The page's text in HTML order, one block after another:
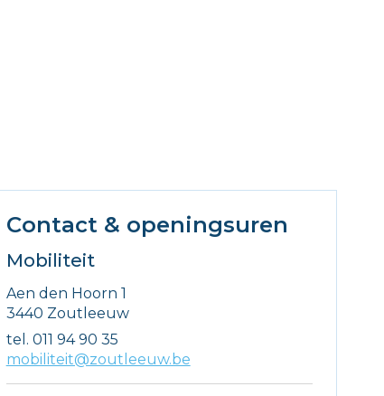
Contact & openingsuren
Mobiliteit
Adres
Aen den Hoorn 1
,
3440 Zoutleeuw
tel. 011 94 90 35
E-
mobiliteit@zoutleeuw.be